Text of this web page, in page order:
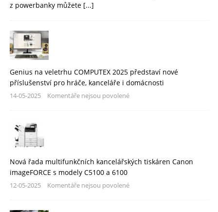
z powerbanky můžete [...]
Genius na veletrhu COMPUTEX 2025 představí nové
příslušenství pro hráče, kanceláře i domácnosti
14-05-2025 Komentáře nejsou povolené
Nová řada multifunkčních kancelářských tiskáren Canon
imageFORCE s modely C5100 a 6100
12-05-2025 Komentáře nejsou povolené